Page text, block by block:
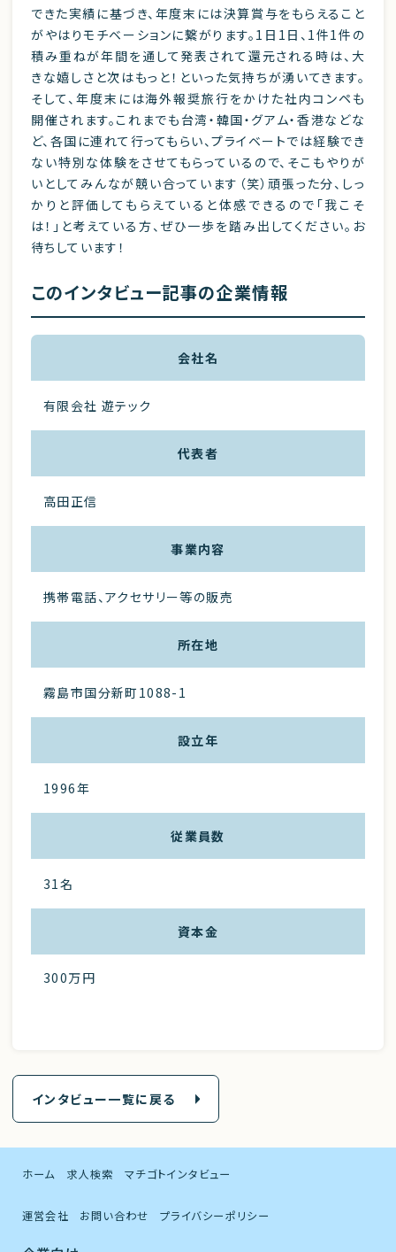
できた実績に基づき、年度末には決算賞与をもらえること
がやはりモチベーションに繋がります。1日1日、1件1件の
積み重ねが年間を通して発表されて還元される時は、大
きな嬉しさと次はもっと！といった気持ちが湧いてきます。
そして、年度末には海外報奨旅行をかけた社内コンペも
開催されます。これまでも台湾・韓国・グアム・香港などな
ど、各国に連れて行ってもらい、プライベートでは経験でき
ない特別な体験をさせてもらっているので、そこもやりが
いとしてみんなが競い合っています（笑）頑張った分、しっ
かりと評価してもらえていると体感できるので「我こそ
は！」と考えている方、ぜひ一歩を踏み出してください。お
待ちしています！
このインタビュー記事の企業情報
会社名
有限会社 遊テック
代表者
高田正信
事業内容
携帯電話、アクセサリー等の販売
所在地
霧島市国分新町1088-1
設立年
1996年
従業員数
31名
資本金
300万円
インタビュー一覧に戻る
ホーム 求人検索 マチゴトインタビュー
運営会社 お問い合わせ プライバシーポリシー